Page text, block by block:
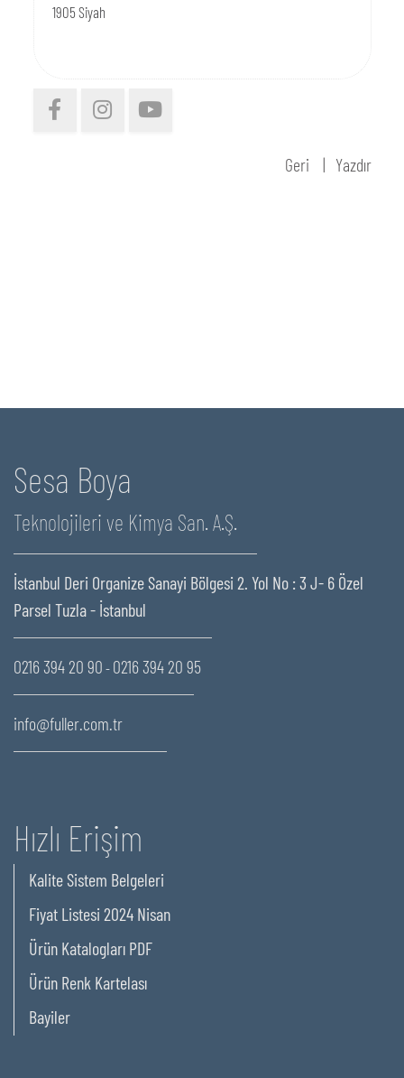
1905 Siyah
Geri Yazdır
Sesa Boya
Teknolojileri ve Kimya San. A.Ş.
İstanbul Deri Organize Sanayi Bölgesi 2. Yol No : 3 J- 6 Özel
Parsel Tuzla - İstanbul
0216 394 20 90 - 0216 394 20 95
info@fuller.com.tr
Hızlı Erişim
Kalite Sistem Belgeleri
Fiyat Listesi 2024 Nisan
Ürün Katalogları PDF
Ürün Renk Kartelası
Bayiler